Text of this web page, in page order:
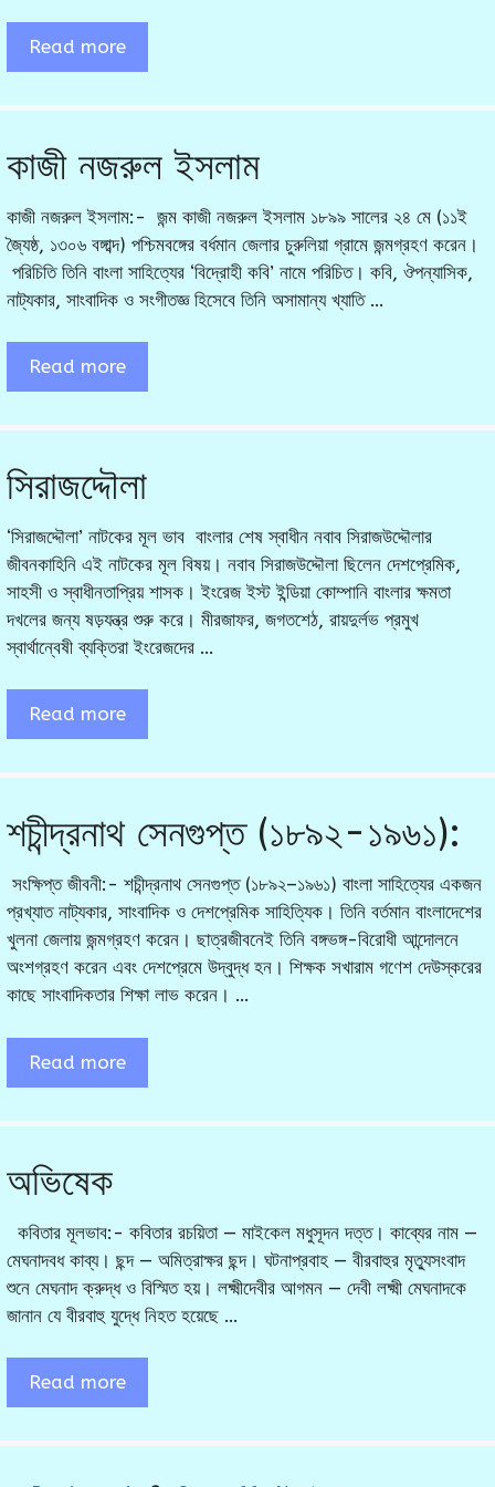
Read more
কাজী নজরুল ইসলাম
কাজী নজরুল ইসলাম:- জন্ম কাজী নজরুল ইসলাম ১৮৯৯ সালের ২৪ মে (১১ই
জ্যৈষ্ঠ, ১৩০৬ বঙ্গাব্দ) পশ্চিমবঙ্গের বর্ধমান জেলার চুরুলিয়া গ্রামে জন্মগ্রহণ করেন।
পরিচিতি তিনি বাংলা সাহিত্যের ‘বিদ্রোহী কবি’ নামে পরিচিত। কবি, ঔপন্যাসিক,
নাট্যকার, সাংবাদিক ও সংগীতজ্ঞ হিসেবে তিনি অসামান্য খ্যাতি …
Read more
সিরাজদ্দৌলা
‘সিরাজদ্দৌলা’ নাটকের মূল ভাব বাংলার শেষ স্বাধীন নবাব সিরাজউদ্দৌলার
জীবনকাহিনি এই নাটকের মূল বিষয়। নবাব সিরাজউদ্দৌলা ছিলেন দেশপ্রেমিক,
সাহসী ও স্বাধীনতাপ্রিয় শাসক। ইংরেজ ইস্ট ইন্ডিয়া কোম্পানি বাংলার ক্ষমতা
দখলের জন্য ষড়যন্ত্র শুরু করে। মীরজাফর, জগতশেঠ, রায়দুর্লভ প্রমুখ
স্বার্থান্বেষী ব্যক্তিরা ইংরেজদের …
Read more
শচীন্দ্রনাথ সেনগুপ্ত (১৮৯২-১৯৬১):
সংক্ষিপ্ত জীবনী:- শচীন্দ্রনাথ সেনগুপ্ত (১৮৯২–১৯৬১) বাংলা সাহিত্যের একজন
প্রখ্যাত নাট্যকার, সাংবাদিক ও দেশপ্রেমিক সাহিত্যিক। তিনি বর্তমান বাংলাদেশের
খুলনা জেলায় জন্মগ্রহণ করেন। ছাত্রজীবনেই তিনি বঙ্গভঙ্গ-বিরোধী আন্দোলনে
অংশগ্রহণ করেন এবং দেশপ্রেমে উদ্বুদ্ধ হন। শিক্ষক সখারাম গণেশ দেউস্করের
কাছে সাংবাদিকতার শিক্ষা লাভ করেন। …
Read more
অভিষেক
কবিতার মূলভাব:- কবিতার রচয়িতা — মাইকেল মধুসূদন দত্ত। কাব্যের নাম —
মেঘনাদবধ কাব্য। ছন্দ — অমিত্রাক্ষর ছন্দ। ঘটনাপ্রবাহ — বীরবাহুর মৃত্যুসংবাদ
শুনে মেঘনাদ ক্রুদ্ধ ও বিস্মিত হয়। লক্ষ্মীদেবীর আগমন — দেবী লক্ষ্মী মেঘনাদকে
জানান যে বীরবাহু যুদ্ধে নিহত হয়েছে …
Read more